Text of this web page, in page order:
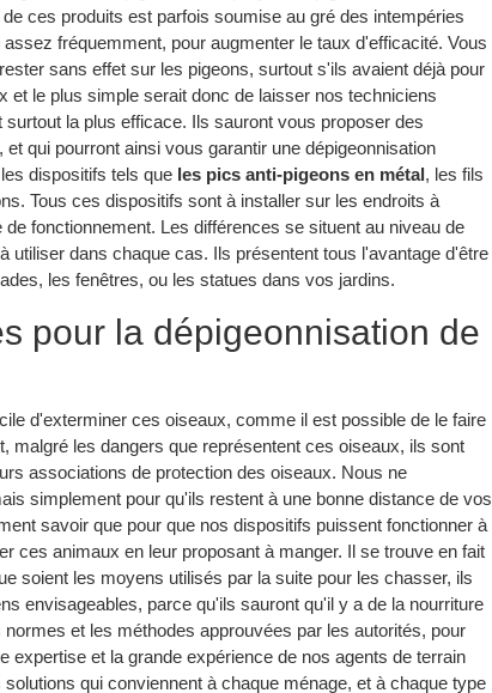
ces produits est parfois soumise au gré des intempéries
fréquemment, pour augmenter le taux d'efficacité. Vous
sans effet sur les pigeons, surtout s'ils avaient déjà pour
et le plus simple serait donc de laisser nos techniciens
la plus efficace. Ils sauront vous proposer des
qui pourront ainsi vous garantir une dépigeonnisation
dispositifs tels que les pics anti-pigeons en métal, les fils
Tous ces dispositifs sont à installer sur les endroits à
fonctionnement. Les différences se situent au niveau de
utiliser dans chaque cas. Ils présentent tous l'avantage d'être
les fenêtres, ou les statues dans vos jardins.
pour la dépigeonnisation de
d'exterminer ces oiseaux, comme il est possible de le faire
malgré les dangers que représentent ces oiseaux, ils sont
associations de protection des oiseaux. Nous ne
simplement pour qu'ils restent à une bonne distance de vos
savoir que pour que nos dispositifs puissent fonctionner à
ces animaux en leur proposant à manger. Il se trouve en fait
soient les moyens utilisés par la suite pour les chasser, ils
envisageables, parce qu'ils sauront qu'il y a de la nourriture
et les méthodes approuvées par les autorités, pour
expertise et la grande expérience de nos agents de terrain
qui conviennent à chaque ménage, et à chaque type